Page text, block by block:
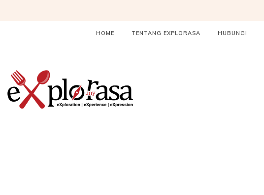
HOME TENTANG EXPLORASA HUBUNGI